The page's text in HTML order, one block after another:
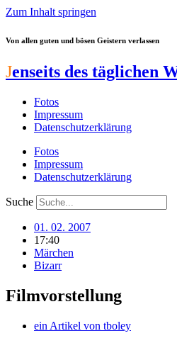
Zum Inhalt springen
Von allen guten und bösen Geistern verlassen
Jenseits des täglichen
Fotos
Impressum
Datenschutzerklärung
Fotos
Impressum
Datenschutzerklärung
Suche
01. 02. 2007
17:40
Märchen
Bizarr
Filmvorstellung
ein Artikel von tboley